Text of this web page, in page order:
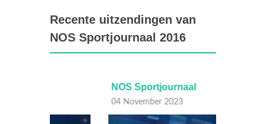
Recente uitzendingen van
NOS Sportjournaal 2016
NOS Sportjournaal
04 November 2023